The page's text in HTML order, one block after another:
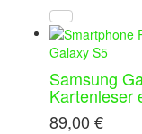
Galaxy S5
Samsung
Kartenleser
89,00 €